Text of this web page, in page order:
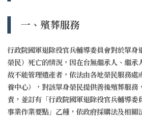
一、殯葬服務
行政院國軍退除役官兵輔導委員會對於單身
榮民）死亡的情況，因在台無繼承人、繼承
故不能管理遺產者，依法由各地榮民服務處
養中心），對該單身榮民提供善後殯葬服務
責，並訂有「行政院國軍退除役官兵輔導委
事業作業要點」乙種，依政府採購法及相關